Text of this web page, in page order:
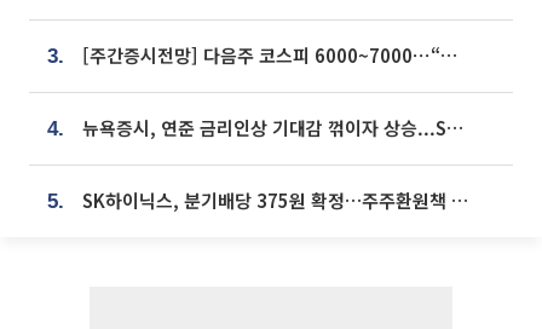
3. [주간증시전망] 다음주 코스피 6000~7000⋯“外人 수급은 정책이 변수”
4. 뉴욕증시, 연준 금리인상 기대감 꺾이자 상승...S&P500 사상 최고치 [종합]
5. SK하이닉스, 분기배당 375원 확정…주주환원책 9월로 앞당겨 발표